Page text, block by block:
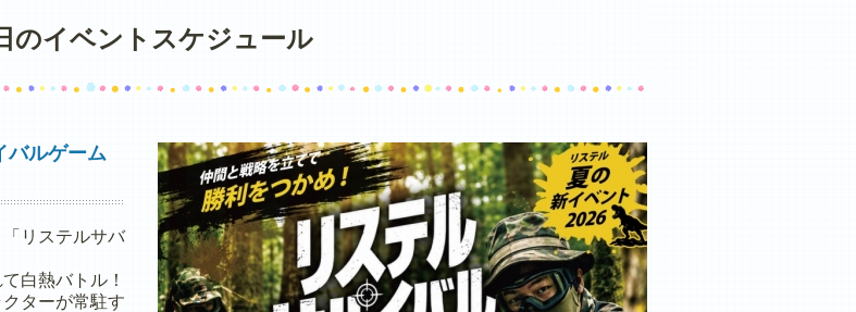
のイベントスケジュール
バルゲーム
リステルサバ
白熱バトル！
ターが常駐す